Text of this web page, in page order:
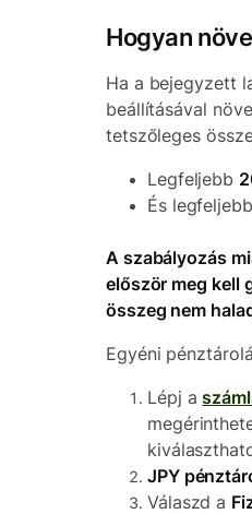
Hogyan
Ha a bejegyzett
beállításával
tetszőleges
Legfeljebb
És legfeljebb
A szabályozás
először meg kell
összeg nem
Egyéni
Lépj a
JPY
Válaszd a